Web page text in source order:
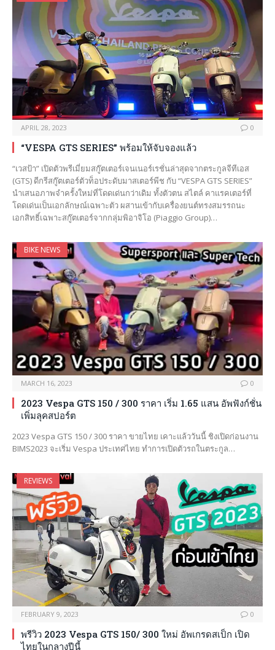
APRIL 28, 2023 0
“VESPA GTS SERIES” พร้อมให้จับจองแล้ว
“เวสป้า” เปิดตัวพรีเมี่ยมสกู๊ตเตอร์เจนเนอร์เรชั่นล่าสุดจากตระกูลจีทีเอส
(GTS) ดีกรีสกู๊ตเตอร์ตัวท็อประดับมาสเตอร์พีช กับ “VESPA GTS SERIES”
นำเสนอภาพจำครั้งใหม่ที่โดดเด่นกว่าเดิม ทั้งตัวตน สไตล์ คาแรคเตอร์ที่
โดดเด่นเป็นเอกลักษณ์เฉพาะตัว ผสานเข้ากับเครื่องยนต์ทรงสมรรถนะ
เอกสิทธิ์เฉพาะสกู๊ตเตอร์จากกลุ่มพิอาจิโอ (Piaggio Group)…
BIKE NEWS
MARCH 16, 2023 0
2023 Vespa GTS 150 / 300 ราคา เริ่ม 1.65 แสน อัพฟังก์ชั่น
เพิ่มลุคสปอร์ต
2023 Vespa GTS 150 / 300 ราคา ขายไทย เคาะแล้ววันนี้ ชิงเปิดก่อนงาน
BIMS2023 จะเริ่ม Vespa ประเทศไทย ทำการเปิดตัวรถในตระกูล…
REVIEWS
FEBRUARY 9, 2023 0
พรีวิว 2023 Vespa GTS 150/ 300 ใหม่ อัพเกรดสเป็ก เปิด
ไทยในกลางปีนี้